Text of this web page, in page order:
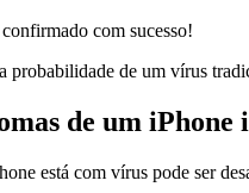
com sucesso!
probabilidade de um vírus
de um iPhone
está com vírus pode ser